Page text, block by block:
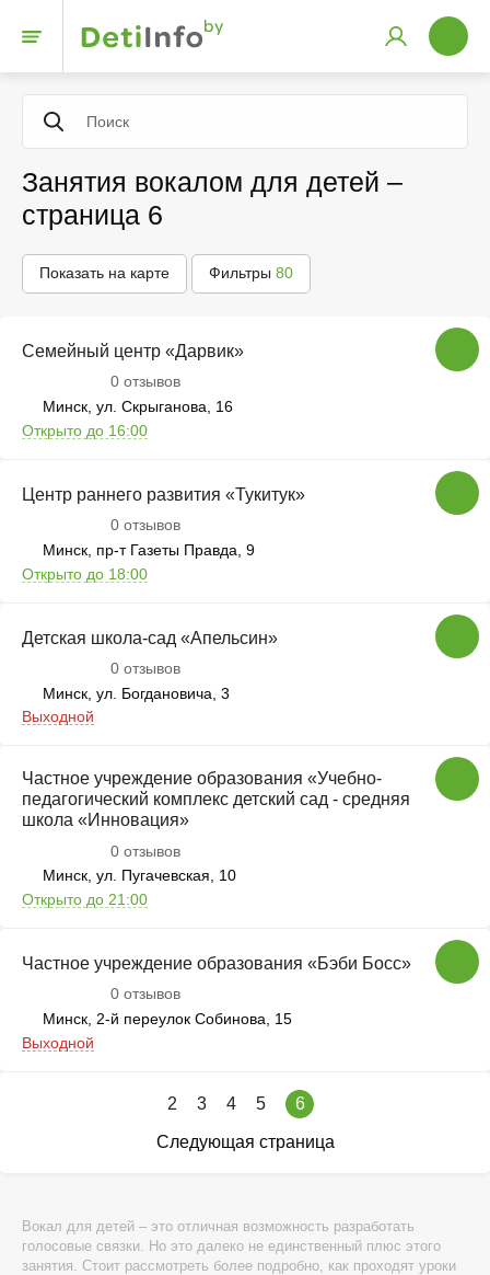
Занятия вокалом для детей –
страница 6
Показать на карте Фильтры 80
Семейный центр «Дарвик»
0 отзывов
Минск, ул. Скрыганова, 16
Открыто до 16:00
Центр раннего развития «Тукитук»
0 отзывов
Минск, пр-т Газеты Правда, 9
Открыто до 18:00
Детская школа-сад «Апельсин»
0 отзывов
Минск, ул. Богдановича, 3
Выходной
Частное учреждение образования «Учебно-
педагогический комплекс детский сад - средняя
школа «Инновация»
0 отзывов
Минск, ул. Пугачевская, 10
Открыто до 21:00
Частное учреждение образования «Бэби Босс»
0 отзывов
Минск, 2-й переулок Собинова, 15
Выходной
2 3 4 5 6
Следующая страница
Вокал для детей – это отличная возможность разработать
голосовые связки. Но это далеко не единственный плюс этого
занятия. Стоит рассмотреть более подробно, как проходят уроки